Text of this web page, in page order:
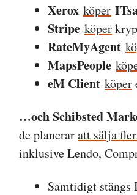
Xerox köper
Stripe köper
RateMyAgent
MapsPeople
eM Client köper
…och Schibsted
de planeraratt sälja
inklusive Lendo,
Samtidigt stängs